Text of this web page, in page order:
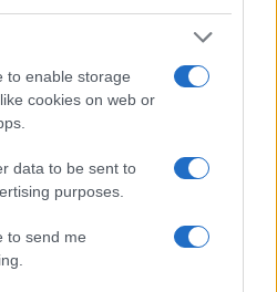
to enable storage
cookies on web or
data to be sent to
purposes.
to send me
έως και 75% στα
από τις 20 Φεβρουαρίου